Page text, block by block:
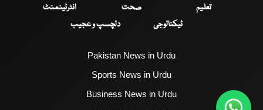
تعلیم
صحت
انٹرٹینمنٹ
ٹیکنالوجی
دلچسپ و عجیب
Pakistan News in Urdu
Sports News in Urdu
Business News in Urdu